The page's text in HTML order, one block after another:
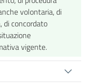
volontaria, di
di concordato
vigente.